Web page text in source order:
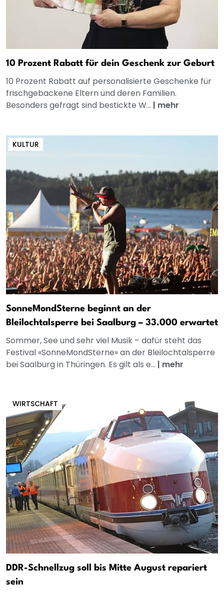
10 Prozent Rabatt für dein Geschenk zur Geburt
10 Prozent Rabatt auf personalisierte Geschenke für
frischgebackene Eltern und deren Familien.
Besonders gefragt sind bestickte W... | mehr
KULTUR
SonneMondSterne beginnt an der
Bleilochtalsperre bei Saalburg – 33.000 erwartet
Sommer, See und sehr viel Musik – dafür steht das
Festival «SonneMondSterne» an der Bleilochtalsperre
bei Saalburg in Thüringen. Es gilt als e... | mehr
WIRTSCHAFT
DDR-Schnellzug soll bis Mitte August repariert
sein